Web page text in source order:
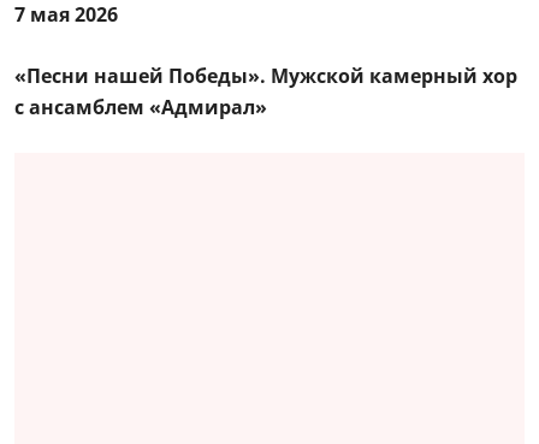
7 мая 2026
«Песни нашей Победы». Мужской камерный хор
с ансамблем «Адмирал»